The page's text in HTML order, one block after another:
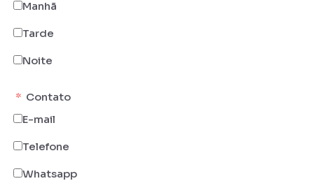
Manhã
Tarde
Noite
Contato
E-mail
Telefone
Whatsapp